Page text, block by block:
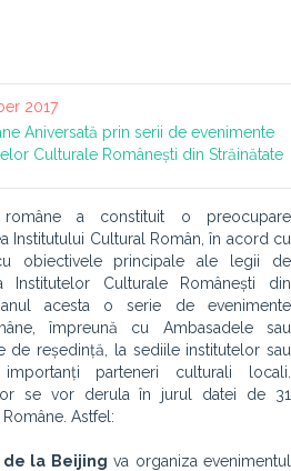
2017
Aniversată prin serii de evenimente
Culturale Românești din Străinătate
române a constituit o preocupare
Institutului Cultural Român, în acord cu
obiectivele principale ale legii de
Institutelor Culturale Românești din
anul acesta o serie de evenimente
împreună cu Ambasadele sau
de reședință, la sediile institutelor sau
parteneri culturali locali.
se vor derula în jurul datei de 31
Astfel:
de la Beijing va organiza evenimentul